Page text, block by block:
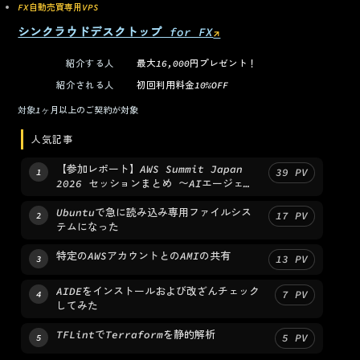
FX自動売買専用VPS
シンクラウドデスクトップ for FX↗
（新しいタブで開く）
紹介する人
最大16,000円プレゼント！
紹介される人
初回利用料金10%OFF
対象 1ヶ月以上のご契約が対象
人気記事
1
【参加レポート】AWS Summit Japan
2026 セッションまとめ 〜AIエージェン
39 PV
2
Ubuntuで急に読み込み専用ファイルシス
テムになった
17 PV
3 特定のAWSアカウントとのAMIの共有 13 PV
4
AIDEをインストールおよび改ざんチェック
してみた
7 PV
5 TFLintでTerraformを静的解析 5 PV